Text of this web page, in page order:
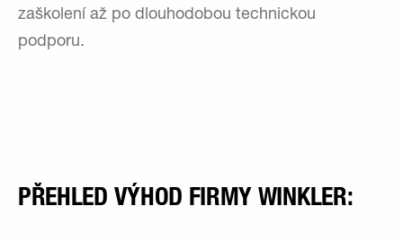
zaškolení až po dlouhodobou technickou
podporu.
PŘEHLED VÝHOD FIRMY WINKLER: